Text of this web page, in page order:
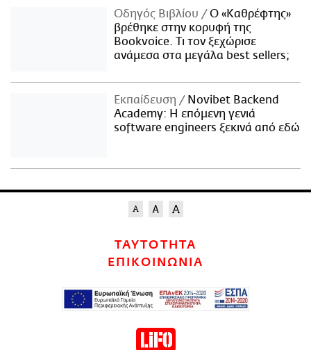
Οδηγός Βιβλίου
Ο «Καθρέφτης»
βρέθηκε στην κορυφή της
Bookvoice. Τι τον ξεχώρισε
ανάμεσα στα μεγάλα best sellers;
Εκπαίδευση
Novibet Backend
Academy: Η επόμενη γενιά
software engineers ξεκινά από εδώ
ΤΑΥΤΟΤΗΤΑ
ΕΠΙΚΟΙΝΩΝΙΑ